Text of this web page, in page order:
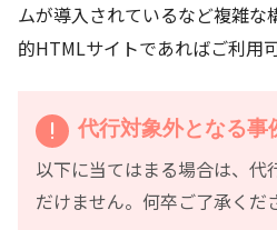
ムが導入されているなど複雑
的HTMLサイトであればご利用可
代行対象外となる事
以下に当てはまる場合は、代
だけません。何卒ご了承くだ